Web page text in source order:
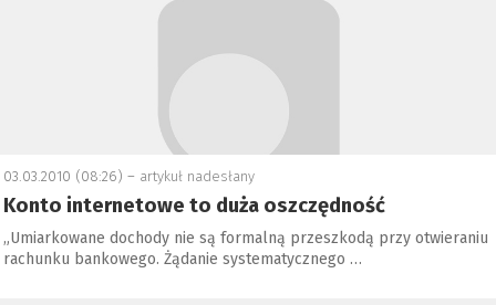
03.03.2010 (08:26) – artykuł nadesłany
Konto internetowe to duża oszczędność
„Umiarkowane dochody nie są formalną przeszkodą przy otwieraniu
rachunku bankowego. Żądanie systematycznego …